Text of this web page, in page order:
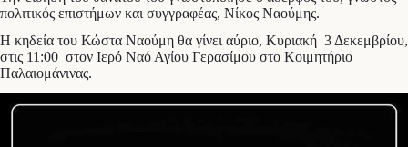
πολιτικός επιστήμων και συγγραφέας, Νίκος Ναούμης.
Η κηδεία του Κώστα Ναούμη θα γίνει αύριο, Κυριακή 3 Δεκεμβρίου,
στις 11:00 στον Ιερό Ναό Αγίου Γερασίμου στο Κοιμητήριο
Παλαιομάνινας.